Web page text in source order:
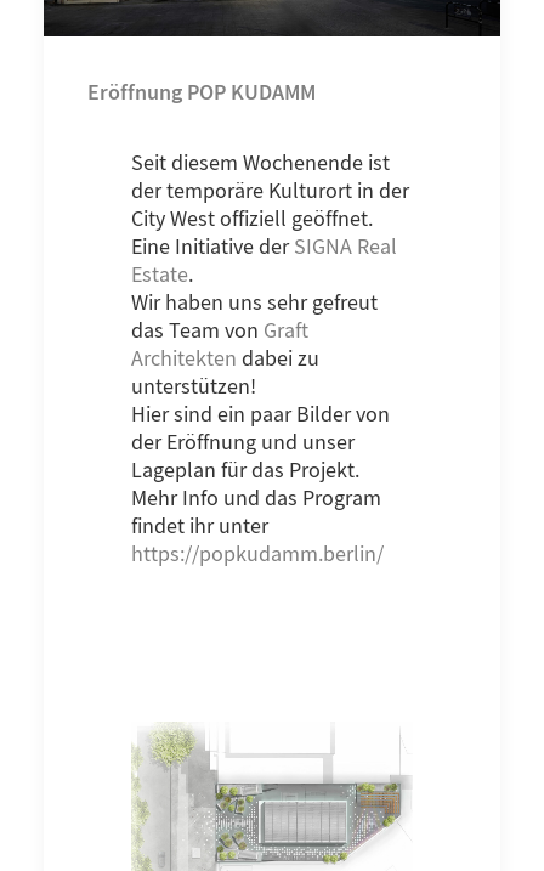
Eröffnung POP KUDAMM
Seit diesem Wochenende ist
der temporäre Kulturort in der
City West offiziell geöffnet.
Eine Initiative derSIGNA Real
Estate.
Wir haben uns sehr gefreut
das Team von Graft
Architekten dabei zu
unterstützen!
Hier sind ein paar Bilder von
der Eröffnung und unser
Lageplan für das Projekt.
Mehr Info und das Program
findet ihr unter
https://popkudamm.berlin/